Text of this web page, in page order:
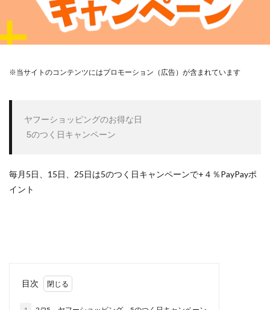
※当サイトのコンテンツにはプロモーション（広告）が含まれています
ヤフーショッピングのお得な日
5のつく日キャンペーン
毎月5日、15日、25日は5のつく日キャンペーンで+４％PayPayポ
イント
目次